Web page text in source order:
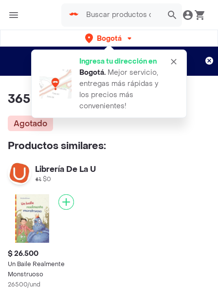
Bogotá
Ingresa tu dirección en
Bogotá. Mejor servicio,
entregas más rápidas y
los precios más
convenientes!
envíos gratis por semanas
Aplican TyC
365 Cuentos Para Ir a Dormir
Agotado
Productos similares:
Librería De La U
$0
$ 26.500
Un Baile Realmente
Monstruoso
26500/und